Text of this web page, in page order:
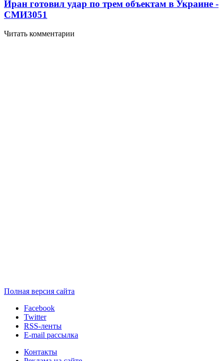
Иран готовил удар по трем объектам в Украине -
СМИ3051
Читать комментарии
Полная версия сайта
Facebook
Twitter
RSS-ленты
E-mail рассылка
Контакты